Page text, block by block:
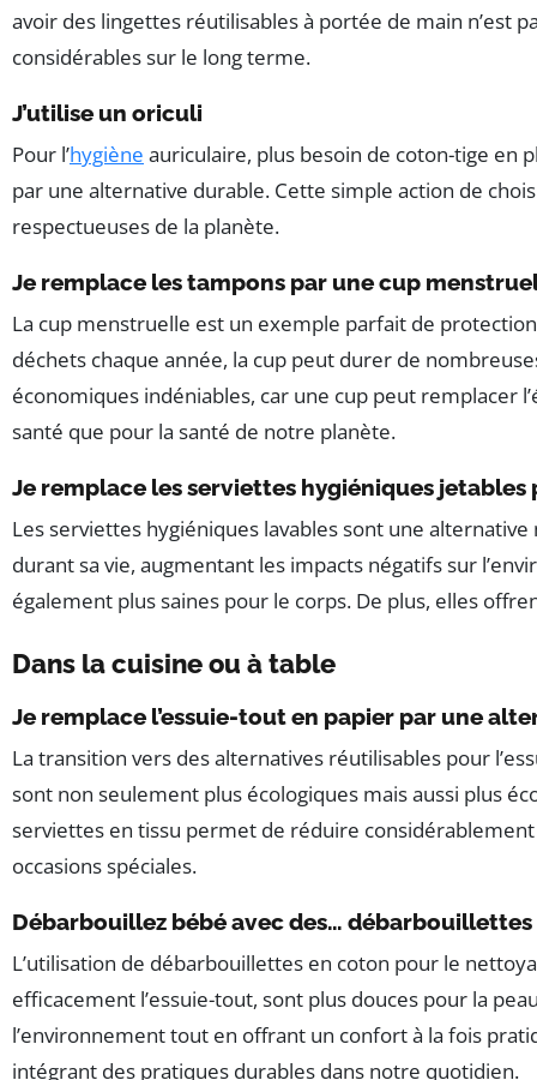
avoir des lingettes réutilisables à portée de main n’est
considérables sur le long terme.
J’utilise un oriculi
Pour l’hygiène auriculaire, plus besoin de coton-tige en
par une alternative durable. Cette simple action de
respectueuses de la planète.
Je remplace les tampons par une cup
La cup menstruelle est un exemple parfait de
déchets chaque année, la cup peut durer de
économiques indéniables, car une cup peut remplacer
santé que pour la santé de notre planète.
Je remplace les serviettes hygiéniques jetables
Les serviettes hygiéniques lavables sont une
durant sa vie, augmentant les impacts négatifs sur
également plus saines pour le corps. De plus, elles
Dans la cuisine ou à table
Je remplace l’essuie-tout en papier par une
La transition vers des alternatives réutilisables pour
sont non seulement plus écologiques mais aussi plus
serviettes en tissu permet de réduire
occasions spéciales.
Débarbouillez bébé avec des… débarbouillettes
L’utilisation de débarbouillettes en coton pour le
efficacement l’essuie-tout, sont plus douces pour la
l’environnement tout en offrant un confort à la fois
intégrant des pratiques durables dans notre quotidien.